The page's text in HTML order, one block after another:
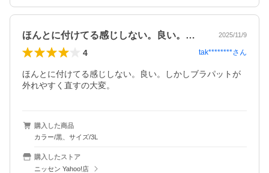
ほんとに付けてる感じしない。良い。しか… 2025/11/9
4 tak********さん
ほんとに付けてる感じしない。良い。しかしブラパットが
外れやすく直すの大変。
購入した商品
カラー/黒、サイズ/3L
購入したストア
ニッセン Yahoo!店